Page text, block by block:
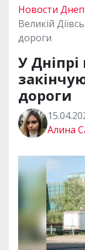
Новости
Великій
дороги
У Дніпрі
дороги
Алина